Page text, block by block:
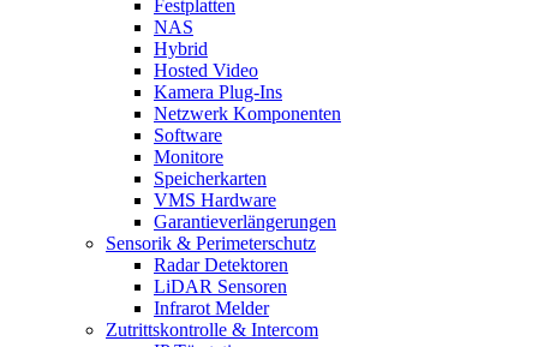
Festplatten
NAS
Hybrid
Hosted Video
Kamera Plug-Ins
Netzwerk Komponenten
Software
Monitore
Speicherkarten
VMS Hardware
Garantieverlängerungen
Sensorik & Perimeterschutz
Radar Detektoren
LiDAR Sensoren
Infrarot Melder
Zutrittskontrolle & Intercom